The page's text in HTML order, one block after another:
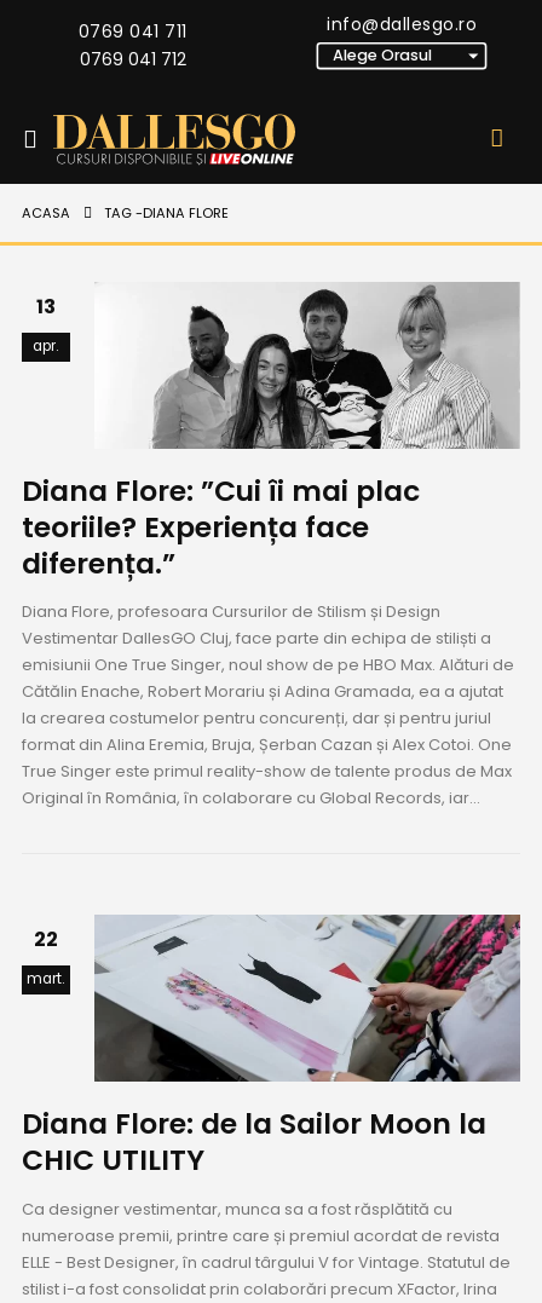
0769 041 711
0769 041 712
info@dallesgo.ro
ACASA TAG -DIANA FLORE
13
apr.
Diana Flore: ”Cui îi mai plac
teoriile? Experiența face
diferența.”
Diana Flore, profesoara Cursurilor de Stilism și Design
Vestimentar DallesGO Cluj, face parte din echipa de stiliști a
emisiunii One True Singer, noul show de pe HBO Max. Alături de
Cătălin Enache, Robert Morariu și Adina Gramada, ea a ajutat
la crearea costumelor pentru concurenți, dar și pentru juriul
format din Alina Eremia, Bruja, Șerban Cazan și Alex Cotoi. One
True Singer este primul reality-show de talente produs de Max
Original în România, în colaborare cu Global Records, iar...
22
mart.
Diana Flore: de la Sailor Moon la
CHIC UTILITY
Ca designer vestimentar, munca sa a fost răsplătită cu
numeroase premii, printre care și premiul acordat de revista
ELLE - Best Designer, în cadrul târgului V for Vintage. Statutul de
stilist i-a fost consolidat prin colaborări precum XFactor, Irina